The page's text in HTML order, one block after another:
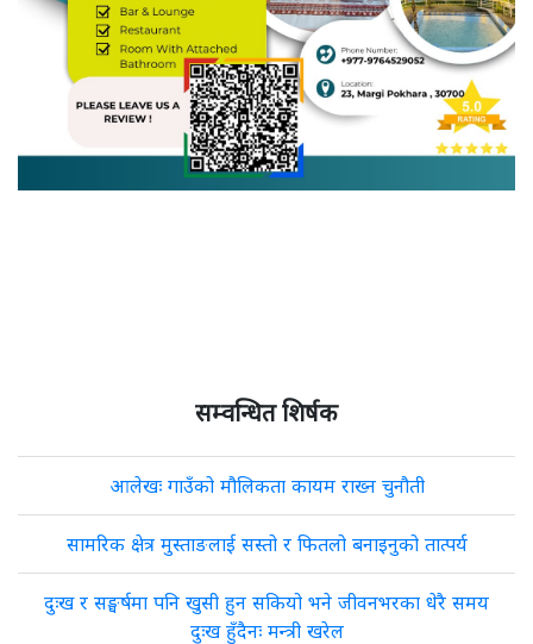
सम्वन्धित शिर्षक
आलेखः गाउँको मौलिकता कायम राख्न चुनौती
सामरिक क्षेत्र मुस्ताङलाई सस्तो र फितलो बनाइनुको तात्पर्य
दुःख र सङ्घर्षमा पनि खुसी हुन सकियो भने जीवनभरका धेरै समय
दुःख हुँदैनः मन्त्री खरेल